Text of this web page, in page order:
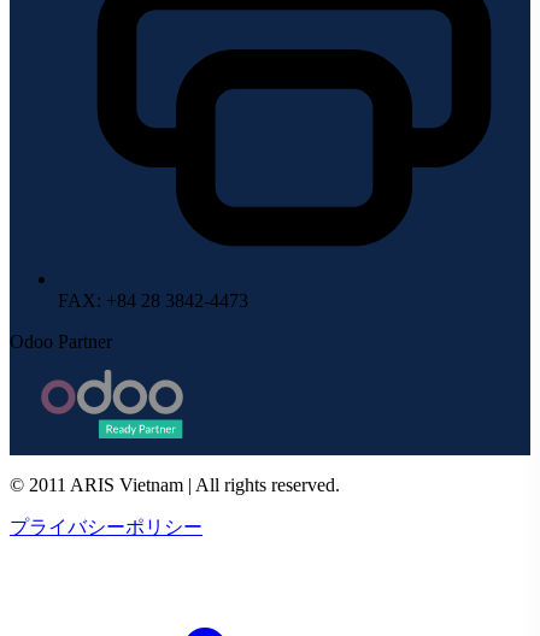
FAX: +84 28 3842-4473
Odoo Partner
© 2011 ARIS Vietnam | All rights reserved.
プライバシーポリシー